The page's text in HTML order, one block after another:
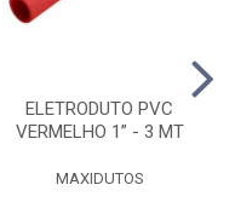
ELETRODUTO PVC
VERMELHO 1” - 3 MT
MAXIDUTOS